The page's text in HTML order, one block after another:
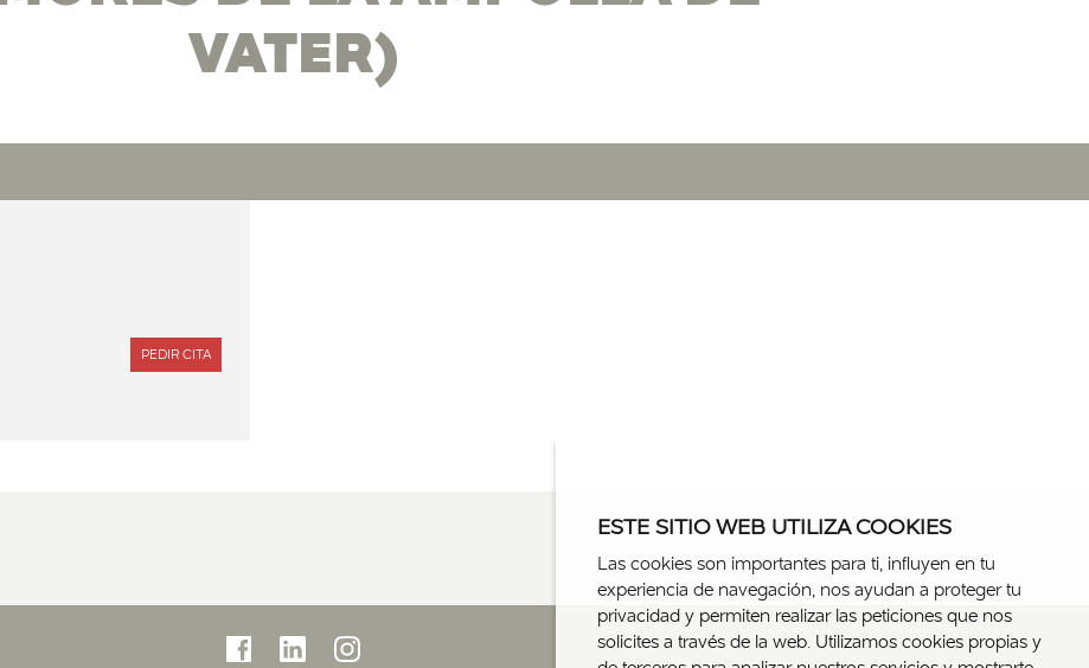
VATER)
PEDIR CITACON
DR.
ESTE SITIO WEB UTILIZA COOKIES
Las cookies son importantes para ti, influyen en tu
experiencia de navegación, nos ayudan a proteger tu
privacidad y permiten realizar las peticiones que nos
solicites a través de la web. Utilizamos cookies propias y